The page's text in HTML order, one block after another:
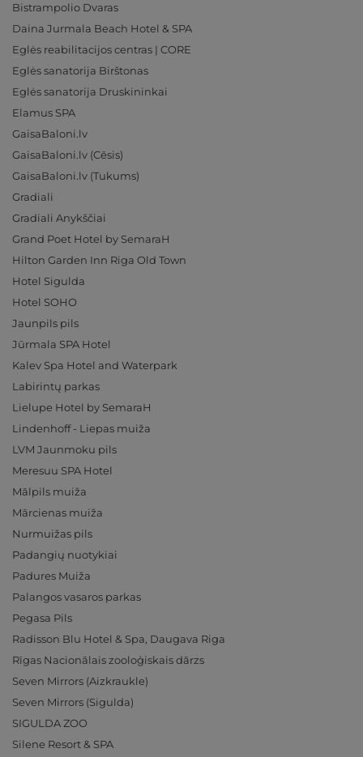
Bistrampolio Dvaras
Daina Jurmala Beach Hotel & SPA
Eglės reabilitacijos centras | CORE
Eglės sanatorija Birštonas
Eglės sanatorija Druskininkai
Elamus SPA
GaisaBaloni.lv
GaisaBaloni.lv (Cēsis)
GaisaBaloni.lv (Tukums)
Gradiali
Gradiali Anykščiai
Grand Poet Hotel by SemaraH
Hilton Garden Inn Riga Old Town
Hotel Sigulda
Hotel SOHO
Jaunpils pils
Jūrmala SPA Hotel
Kalev Spa Hotel and Waterpark
Labirintų parkas
Lielupe Hotel by SemaraH
Lindenhoff - Liepas muiža
LVM Jaunmoku pils
Meresuu SPA Hotel
Mālpils muiža
Mārcienas muiža
Nurmuižas pils
Padangių nuotykiai
Padures Muiža
Palangos vasaros parkas
Pegasa Pils
Radisson Blu Hotel & Spa, Daugava Riga
Rīgas Nacionālais zooloģiskais dārzs
Seven Mirrors (Aizkraukle)
Seven Mirrors (Sigulda)
SIGULDA ZOO
Silene Resort & SPA